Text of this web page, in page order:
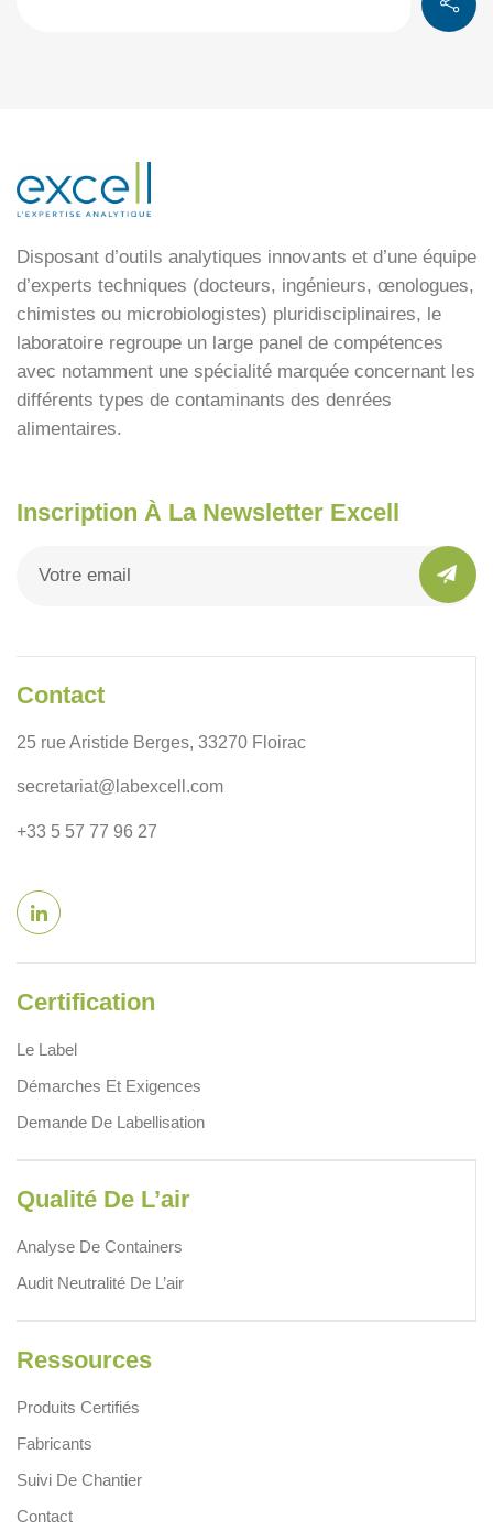
Disposant d’outils analytiques innovants et d’une équipe
d’experts techniques (docteurs, ingénieurs, œnologues,
chimistes ou microbiologistes) pluridisciplinaires, le
laboratoire regroupe un large panel de compétences
avec notamment une spécialité marquée concernant les
différents types de contaminants des denrées
alimentaires.
Inscription À La Newsletter Excell
Contact
25 rue Aristide Berges, 33270 Floirac
secretariat@labexcell.com
+33 5 57 77 96 27
Certification
Le Label
Démarches Et Exigences
Demande De Labellisation
Qualité De L’air
Analyse De Containers
Audit Neutralité De L’air
Ressources
Produits Certifiés
Fabricants
Suivi De Chantier
Contact